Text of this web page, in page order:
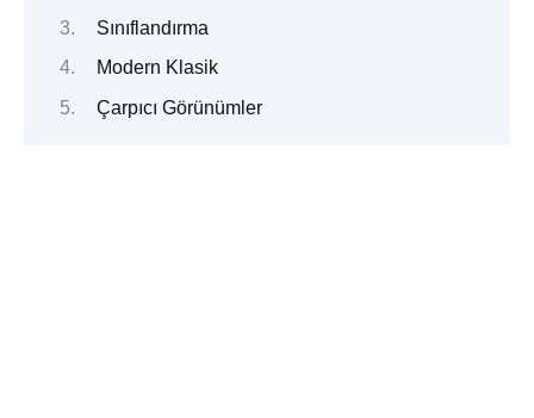
Sınıflandırma
Modern Klasik
Çarpıcı Görünümler